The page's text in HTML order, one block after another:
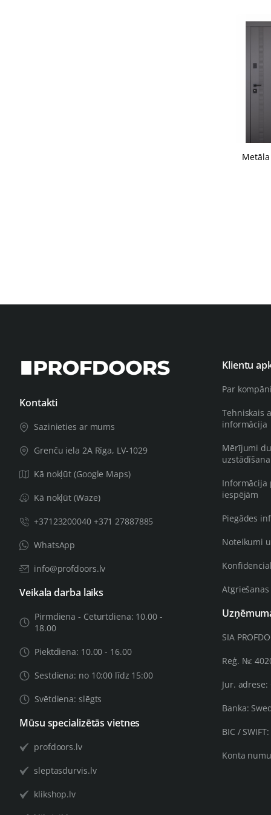
Kontakti
Sazinieties ar mums
Grenču iela 2A Rīga, LV-1029
Kā nokļūt (Google Maps)
Kā nokļūt (Waze)
+37123200040 +371 27887885
WhatsApp
info@profdoors.lv
Veikala darba laiks
Pirmdiena - Ceturtdiena: 10.00 -
18.00
Piektdiena: 10.00 - 16.00
Sestdiena: no 10:00 līdz 15:00
Svētdiena: slēgts
Mūsu specializētās vietnes
profdoors.lv
sleptasdurvis.lv
klikshop.lv
Klientu
Par
Tehniskais
informācija
Mērījumi
Informācija
iespējām
Piegādes
Noteikumi
SIA
Reģ. №:
Jur. adrese:
Banka:
BIC /
Konta